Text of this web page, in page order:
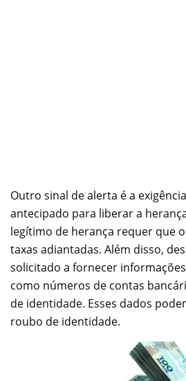
Outro sinal de alerta é a
antecipado para liberar a
legítimo de herança requer que
taxas adiantadas. Além disso,
solicitado a fornecer
como números de contas
de identidade. Esses dados
roubo de identidade.